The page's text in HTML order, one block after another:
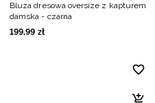
Bluza dresowa oversize z kapturem
damska - czarna
199,99 zł